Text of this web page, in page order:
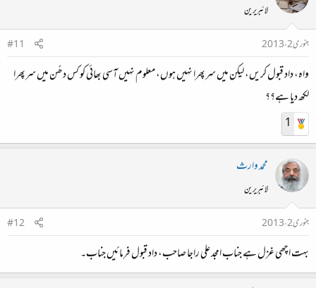
لائبریرین
جنوری 2، 2013
#11
واہ، داد قبول کریں، لیکن میں سرپھرا نہیں ہوں، معلوم نہیں آسی بھائی کو کس دھُن میں سرپھرا
لکھ دیا ہے؟؟
1
محمد وارث
لائبریرین
جنوری 2، 2013
#12
بہت اچھی غزل ہے جناب امجد علی راجا صاحب، داد قبول فرمائیں جناب۔